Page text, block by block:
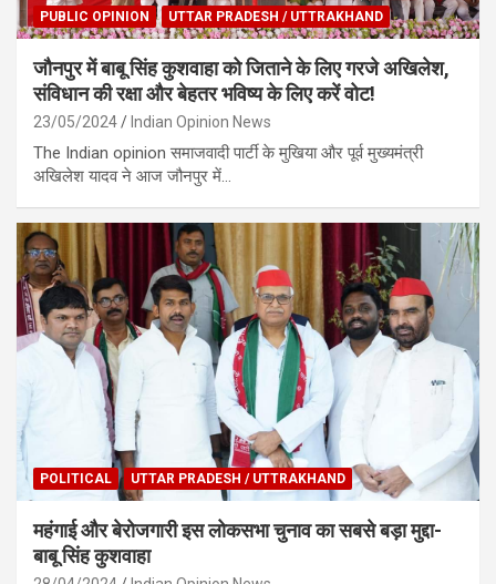
PUBLIC OPINION
UTTAR PRADESH / UTTRAKHAND
जौनपुर में बाबू सिंह कुशवाहा को जिताने के लिए गरजे अखिलेश,
संविधान की रक्षा और बेहतर भविष्य के लिए करें वोट!
23/05/2024 Indian Opinion News
The Indian opinion समाजवादी पार्टी के मुखिया और पूर्व मुख्यमंत्री
अखिलेश यादव ने आज जौनपुर में…
POLITICAL UTTAR PRADESH / UTTRAKHAND
महंगाई और बेरोजगारी इस लोकसभा चुनाव का सबसे बड़ा मुद्दा-
बाबू सिंह कुशवाहा